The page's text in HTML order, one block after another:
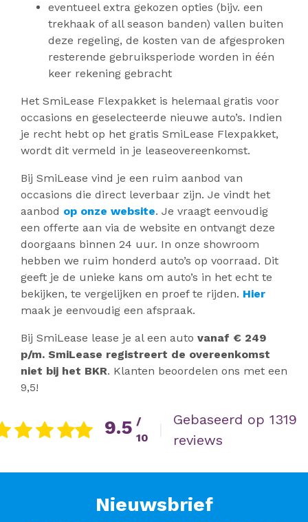
eventueel extra gekozen opties (bijv. een
trekhaak of all season banden) vallen buiten
deze regeling, de kosten van de afgesproken
resterende gebruiksperiode worden in één
keer rekening gebracht
Het SmiLease Flexpakket is helemaal gratis voor
occasions en geselecteerde nieuwe auto’s. Indien
je recht hebt op het gratis SmiLease Flexpakket,
wordt dit vermeld in je leaseovereenkomst.
Bij SmiLease vind je een ruim aanbod van
occasions die direct leverbaar zijn. Je vindt het
aanbod op onze website. Je vraagt eenvoudig
een offerte aan via de website en ontvangt deze
doorgaans binnen 24 uur. In onze showroom
hebben we ruim honderd auto’s op voorraad. Dit
geeft je de unieke kans om auto’s in het echt te
bekijken, te vergelijken en proef te rijden. Hier
maak je eenvoudig een afspraak.
Bij SmiLease lease je al een auto vanaf € 249
p/m. SmiLease registreert de overeenkomst
niet bij het BKR. Klanten beoordelen ons met een
9,5!
9.5 /
10
Gebaseerd op 1319
reviews
Nieuwsbrief